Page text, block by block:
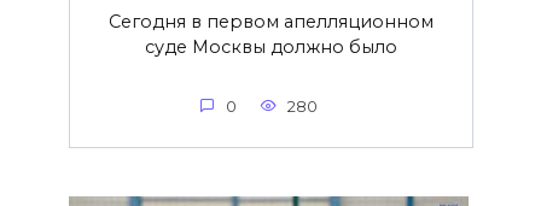
Сегодня в первом апелляционном
суде Москвы должно было
0 280